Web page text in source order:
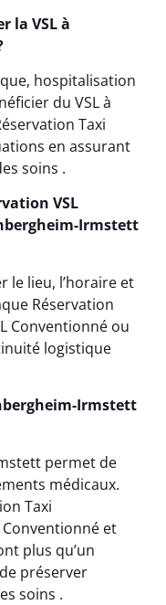
la VSL à
hospitalisation
du VSL à
Taxi
en assurant
soins .
VSL
Irmstett
le lieu, l’horaire et
Réservation
Conventionné ou
logistique
Irmstett
permet de
médicaux.
Taxi
Conventionné et
plus qu’un
préserver
soins .